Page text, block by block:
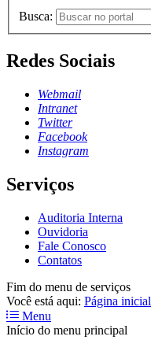
Busca:
Redes Sociais
Webmail
Intranet
Twitter
Facebook
Instagram
Serviços
Auditoria Interna
Ouvidoria
Fale Conosco
Contatos
Fim do menu de serviços
Você está aqui: Página inicial
Menu
Início do menu principal